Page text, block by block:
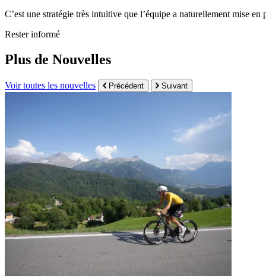
C’est une stratégie très intuitive que l’équipe a naturellement mise
Rester informé
Plus de Nouvelles
Voir toutes les nouvelles Précédent Suivant